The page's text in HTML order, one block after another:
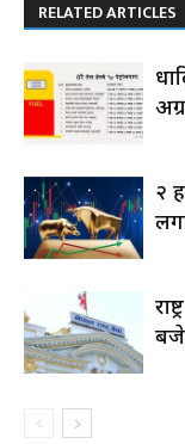
RELATED ARTICLES
२